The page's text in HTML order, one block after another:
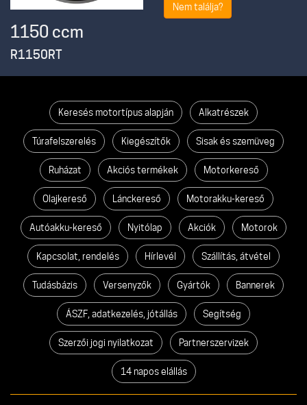
1150 ccm
R1150RT
Nem találja?
Keresés motortípus alapján Alkatrészek
Túrafelszerelés Kiegészítők Sisak és szemüveg
Ruházat Akciós termékek Motorkereső
Olajkereső Lánckereső Motorakku-kereső
Autóakku-kereső Nyitólap Akciók Motorok
Kapcsolat, rendelés Hírlevél Szállítás, átvétel
Tudásbázis Versenyzők Gyártók Bannerek
ÁSZF, adatkezelés, jótállás Segítség
Szerzői jogi nyilatkozat Partnerszervizek
14 napos elállás